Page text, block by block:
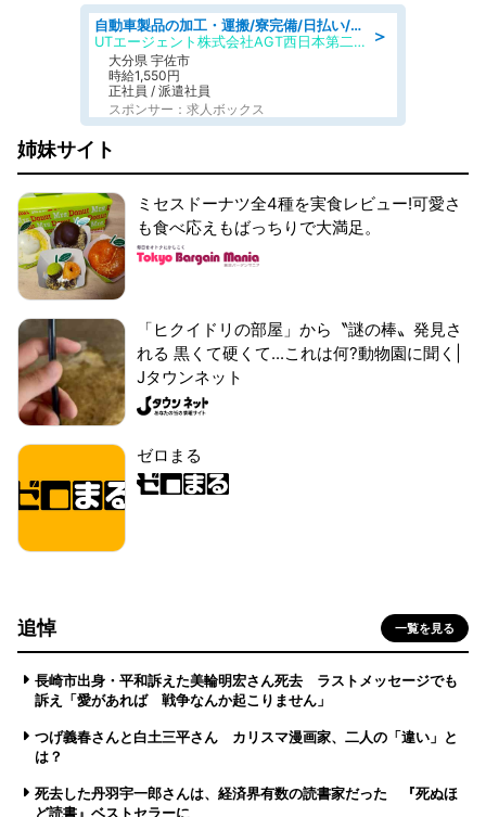
＞
自動車製品の加工・運搬/寮完備/日払い/工場・製造
UTエージェント株式会社AGT西日本第二CU
大分県 宇佐市
時給1,550円
正社員 / 派遣社員
スポンサー：求人ボックス
姉妹サイト
ミセスドーナツ全4種を実食レビュー!可愛さ
も食べ応えもばっちりで大満足。
「ヒクイドリの部屋」から〝謎の棒〟発見さ
れる 黒くて硬くて...これは何?動物園に聞く|
Jタウンネット
ゼロまる
追悼 一覧を見る
長崎市出身・平和訴えた美輪明宏さん死去 ラストメッセージでも
訴え「愛があれば 戦争なんか起こりません」
つげ義春さんと白土三平さん カリスマ漫画家、二人の「違い」と
は？
死去した丹羽宇一郎さんは、経済界有数の読書家だった 『死ぬほ
ど読書』ベストセラーに